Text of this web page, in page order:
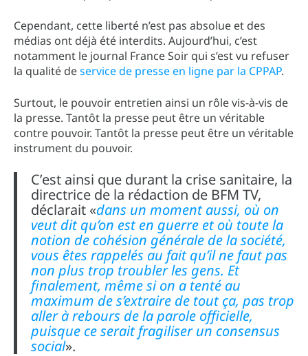
Cependant, cette liberté n’est pas absolue et des
médias ont déjà été interdits. Aujourd’hui, c’est
notamment le journal France Soir qui s’est vu refuser
la qualité deservice de presse en ligne par la CPPAP.
Surtout, le pouvoir entretien ainsi un rôle vis-à-vis de
la presse. Tantôt la presse peut être un véritable
contre pouvoir. Tantôt la presse peut être un véritable
instrument du pouvoir.
C’est ainsi que durant la crise sanitaire, la
directrice de la rédaction de BFM TV,
déclarait «dans un moment aussi, où on
veut dit qu’on est en guerre et où toute la
notion de cohésion générale de la société,
vous êtes rappelés au fait qu’il ne faut pas
non plus trop troubler les gens. Et
finalement, même si on a tenté au
maximum de s’extraire de tout ça, pas trop
aller à rebours de la parole officielle,
puisque ce serait fragiliser un consensus
social».